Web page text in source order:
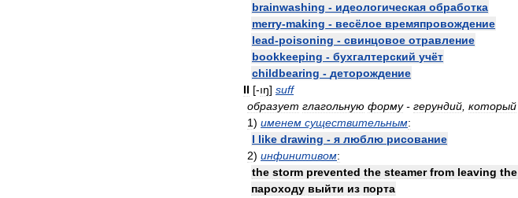
brainwashing - идеологическая обработка
merry-making - весёлое времяпровождение
lead-poisoning - свинцовое отравление
bookkeeping - бухгалтерский учёт
childbearing - деторождение
II [-ıŋ] suff
образует глагольную форму- герундий который
1) именем существительным:
I like drawing - я люблю рисование
2) инфинитивом:
the storm prevented the steamer from leaving the
пароходу выйти из порта